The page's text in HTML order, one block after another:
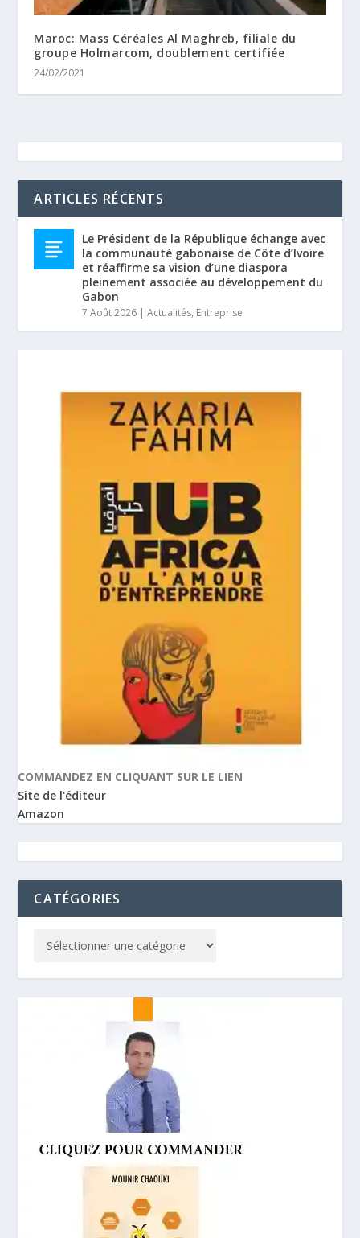
Maroc: Mass Céréales Al Maghreb, filiale du
groupe Holmarcom, doublement certifiée
24/02/2021
ARTICLES RÉCENTS
Le Président de la République échange avec
la communauté gabonaise de Côte d’Ivoire
et réaffirme sa vision d’une diaspora
pleinement associée au développement du
Gabon
7 Août 2026 |Actualités, Entreprise
COMMANDEZ EN CLIQUANT SUR LE LIEN
Site de l'éditeur
Amazon
CATÉGORIES